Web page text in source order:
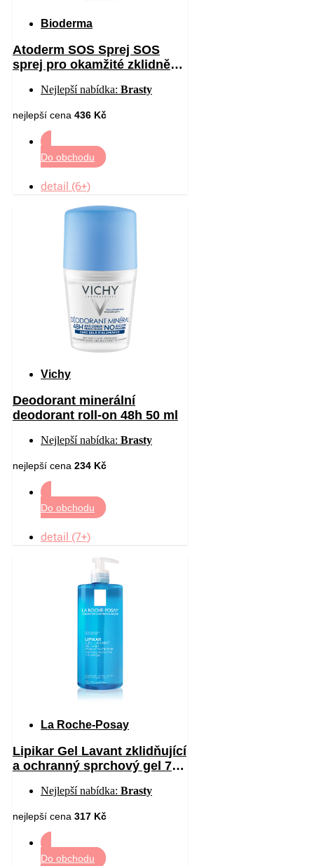
Bioderma
Atoderm SOS Sprej SOS
sprej pro okamžité zklidnění
Nejlepší nabídka: Brasty
nejlepší cena 436 Kč
Do obchodu
detail (6+)
Vichy
Deodorant minerální
deodorant roll-on 48h 50 ml
Nejlepší nabídka: Brasty
nejlepší cena 234 Kč
Do obchodu
detail (7+)
La Roche-Posay
Lipikar Gel Lavant zklidňující
a ochranný sprchový gel 750
Nejlepší nabídka: Brasty
nejlepší cena 317 Kč
Do obchodu